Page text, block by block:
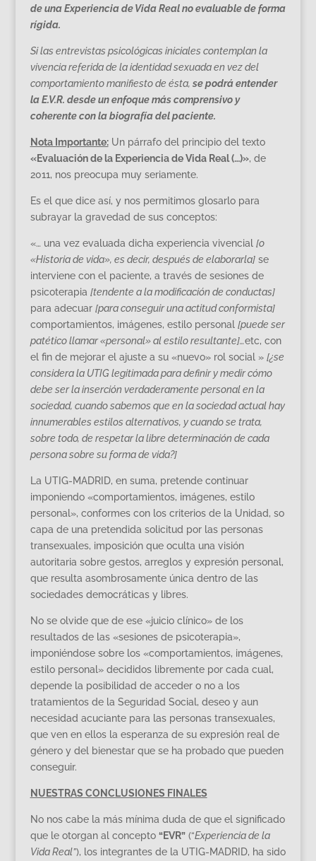
de una Experiencia de Vida Real no evaluable de forma
rígida.
Si las entrevistas psicológicas iniciales contemplan la
vivencia referida de la identidad sexuada en vez del
comportamiento manifiesto de ésta, se podrá entender
la E.V.R. desde un enfoque más comprensivo y
coherente con la biografía del paciente.
Nota Importante:Un párrafo del principio del texto
«Evaluación de la Experiencia de Vida Real (…)», de
2011, nos preocupa muy seriamente.
Es el que dice así, y nos permitimos glosarlo para
subrayar la gravedad de sus conceptos:
«… una vez evaluada dicha experiencia vivencial [o
«Historia de vida», es decir, después de elaborarla]se
interviene con el paciente, a través de sesiones de
psicoterapia [tendente a la modificación de conductas]
para adecuar [para conseguir una actitud conformista]
comportamientos, imágenes, estilo personal [puede ser
patético llamar «personal» al estilo resultante]…etc, con
el fin de mejorar el ajuste a su «nuevo» rol social » [¿se
considera la UTIG legitimada para definir y medir cómo
debe ser la inserción verdaderamente personal en la
sociedad, cuando sabemos que en la sociedad actual hay
innumerables estilos alternativos, y cuando se trata,
sobre todo, de respetar la libre determinación de cada
persona sobre su forma de vida?]
La UTIG-MADRID, en suma, pretende continuar
imponiendo «comportamientos, imágenes, estilo
personal», conformes con los criterios de la Unidad, so
capa de una pretendida solicitud por las personas
transexuales, imposición que oculta una visión
autoritaria sobre gestos, arreglos y expresión personal,
que resulta asombrosamente única dentro de las
sociedades democráticas y libres.
No se olvide que de ese «juicio clínico» de los
resultados de las «sesiones de psicoterapia»,
imponiéndose sobre los «comportamientos, imágenes,
estilo personal» decididos libremente por cada cual,
depende la posibilidad de acceder o no a los
tratamientos de la Seguridad Social, deseo y aun
necesidad acuciante para las personas transexuales,
que ven en ellos la esperanza de su expresión real de
género y del bienestar que se ha probado que pueden
conseguir.
NUESTRAS CONCLUSIONES FINALES
No nos cabe la más mínima duda de que el significado
que le otorgan al concepto “EVR”(“Experiencia de la
Vida Real”), los integrantes de la UTIG-MADRID, ha sido